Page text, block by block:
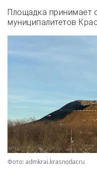
Площадка принимает
муниципалитетов
Фото: admkrai.krasnodar.ru